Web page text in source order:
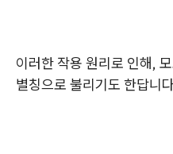
이러한 작용 원리로 인해,
별칭으로 불리기도 한답니